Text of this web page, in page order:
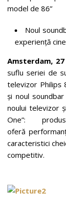
model de 86”
Noul
experiență
Amsterdam,
suflu seriei de
televizor Philips
și noul
noului televizor
One”:
oferă
caracteristici
competitiv.